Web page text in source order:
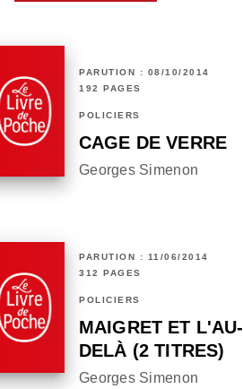
PARUTION : 08/10/2014
192 PAGES
POLICIERS
CAGE DE VERRE
Georges Simenon
PARUTION : 11/06/2014
312 PAGES
POLICIERS
MAIGRET ET L'AU-
DELÀ (2 TITRES)
Georges Simenon